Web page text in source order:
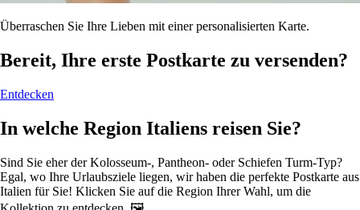
Überraschen Sie Ihre Lieben mit einer personalisierten Karte.
Bereit, Ihre erste Postkarte zu versenden?
Entdecken
In welche Region Italiens reisen Sie?
Sind Sie eher der Kolosseum-, Pantheon- oder Schiefen Turm-Typ?
Egal, wo Ihre Urlaubsziele liegen, wir haben die perfekte Postkarte aus
Italien für Sie! Klicken Sie auf die Region Ihrer Wahl, um die